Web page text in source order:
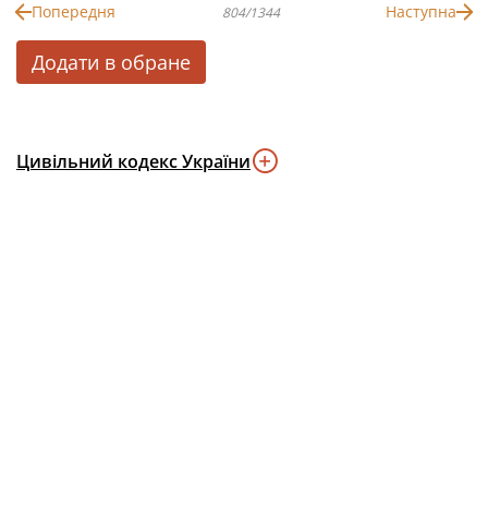
Попередня 804/1344 Наступна
Додати в обране
Цивільний кодекс України